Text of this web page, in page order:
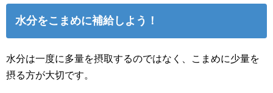
水分をこまめに補給しよう！
水分は一度に多量を摂取するのではなく、こまめに少量を
摂る方が大切です。